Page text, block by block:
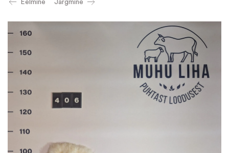
Eelmine
Järgmine